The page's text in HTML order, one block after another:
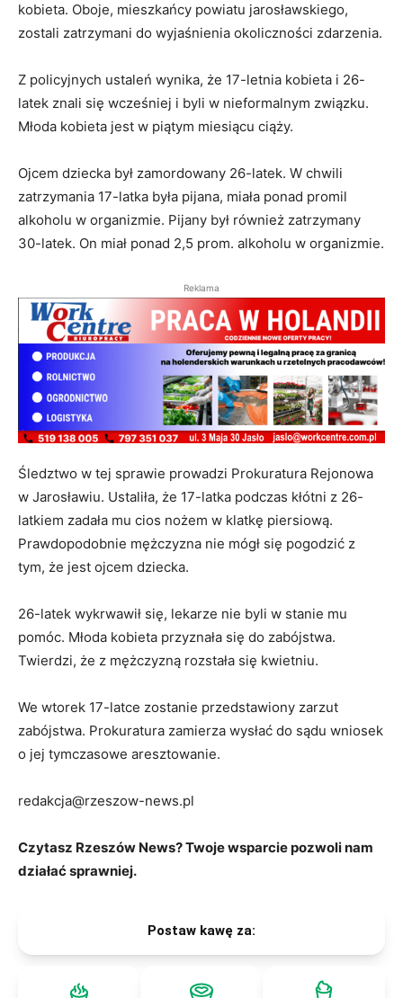
kobieta. Oboje, mieszkańcy powiatu jarosławskiego,
zostali zatrzymani do wyjaśnienia okoliczności zdarzenia.
Z policyjnych ustaleń wynika, że 17-letnia kobieta i 26-
latek znali się wcześniej i byli w nieformalnym związku.
Młoda kobieta jest w piątym miesiącu ciąży.
Ojcem dziecka był zamordowany 26-latek. W chwili
zatrzymania 17-latka była pijana, miała ponad promil
alkoholu w organizmie. Pijany był również zatrzymany
30-latek. On miał ponad 2,5 prom. alkoholu w organizmie.
Reklama
Śledztwo w tej sprawie prowadzi Prokuratura Rejonowa
w Jarosławiu. Ustaliła, że 17-latka podczas kłótni z 26-
latkiem zadała mu cios nożem w klatkę piersiową.
Prawdopodobnie mężczyzna nie mógł się pogodzić z
tym, że jest ojcem dziecka.
26-latek wykrwawił się, lekarze nie byli w stanie mu
pomóc. Młoda kobieta przyznała się do zabójstwa.
Twierdzi, że z mężczyzną rozstała się kwietniu.
We wtorek 17-latce zostanie przedstawiony zarzut
zabójstwa. Prokuratura zamierza wysłać do sądu wniosek
o jej tymczasowe aresztowanie.
redakcja@rzeszow-news.pl
Czytasz Rzeszów News? Twoje wsparcie pozwoli nam
działać sprawniej.
Postaw kawę za: